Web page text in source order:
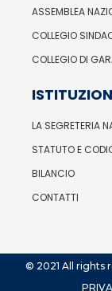
ASSEMBLEA
COLLEGIO
COLLEGIO DI
LA SEGRETERIA
STATUTO E
BILANCIO
CONTATTI
© 2021 All rights